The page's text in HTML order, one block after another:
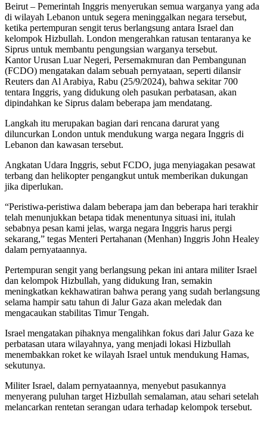
Beirut – Pemerintah Inggris menyerukan semua warganya yang ada
di wilayah Lebanon untuk segera meninggalkan negara tersebut,
ketika pertempuran sengit terus berlangsung antara Israel dan
kelompok Hizbullah. London mengerahkan ratusan tentaranya ke
Siprus untuk membantu pengungsian warganya tersebut.
Kantor Urusan Luar Negeri, Persemakmuran dan Pembangunan
(FCDO) mengatakan dalam sebuah pernyataan, seperti dilansir
Reuters dan Al Arabiya, Rabu (25/9/2024), bahwa sekitar 700
tentara Inggris, yang didukung oleh pasukan perbatasan, akan
dipindahkan ke Siprus dalam beberapa jam mendatang.
Langkah itu merupakan bagian dari rencana darurat yang
diluncurkan London untuk mendukung warga negara Inggris di
Lebanon dan kawasan tersebut.
Angkatan Udara Inggris, sebut FCDO, juga menyiagakan pesawat
terbang dan helikopter pengangkut untuk memberikan dukungan
jika diperlukan.
“Peristiwa-peristiwa dalam beberapa jam dan beberapa hari terakhir
telah menunjukkan betapa tidak menentunya situasi ini, itulah
sebabnya pesan kami jelas, warga negara Inggris harus pergi
sekarang,” tegas Menteri Pertahanan (Menhan) Inggris John Healey
dalam pernyataannya.
Pertempuran sengit yang berlangsung pekan ini antara militer Israel
dan kelompok Hizbullah, yang didukung Iran, semakin
meningkatkan kekhawatiran bahwa perang yang sudah berlangsung
selama hampir satu tahun di Jalur Gaza akan meledak dan
mengacaukan stabilitas Timur Tengah.
Israel mengatakan pihaknya mengalihkan fokus dari Jalur Gaza ke
perbatasan utara wilayahnya, yang menjadi lokasi Hizbullah
menembakkan roket ke wilayah Israel untuk mendukung Hamas,
sekutunya.
Militer Israel, dalam pernyataannya, menyebut pasukannya
menyerang puluhan target Hizbullah semalaman, atau sehari setelah
melancarkan rentetan serangan udara terhadap kelompok tersebut.